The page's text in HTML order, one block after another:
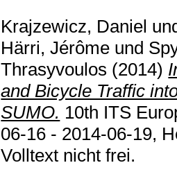
Krajzewicz, Daniel
Härri, Jérôme und
Thrasyvoulos (2014)
and Bicycle Traffic
SUMO. 10th ITS
06-16 - 2014-06-19,
Volltext nicht frei.